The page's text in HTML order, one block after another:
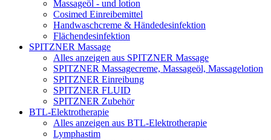
Massageöl - und lotion
Cosimed Einreibemittel
Handwaschcreme & Händedesinfektion
Flächendesinfektion
SPITZNER Massage
Alles anzeigen aus SPITZNER Massage
SPITZNER Massagecreme, Massageöl, Massagelotion
SPITZNER Einreibung
SPITZNER FLUID
SPITZNER Zubehör
BTL-Elektrotherapie
Alles anzeigen aus BTL-Elektrotherapie
Lymphastim